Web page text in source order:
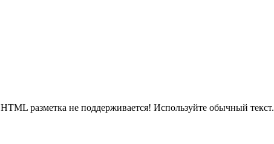
HTML разметка не поддерживается! Используйте обычный текст.